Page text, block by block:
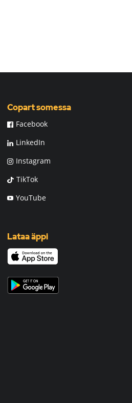
Copart somessa
Facebook
LinkedIn
Instagram
TikTok
YouTube
Lataa äppi